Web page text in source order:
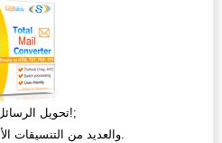
تحويل الرسائل الإلكترونية بشكل جماعي!;
من VMBX إلى DOC والعديد من التنسيقات الأخرى.